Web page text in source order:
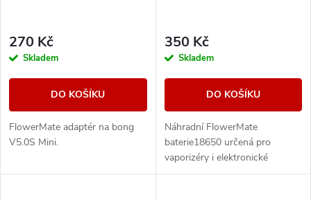
270 Kč
Skladem
DO KOŠÍKU
FlowerMate adaptér na bong
V5.0S Mini.
350 Kč
Skladem
DO KOŠÍKU
Náhradní FlowerMate
baterie18650 určená pro
vaporizéry i elektronické
cigarety používající vyměnitelné